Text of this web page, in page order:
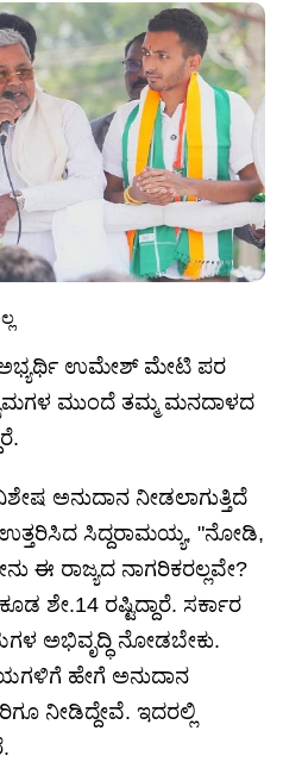
ಉಮೇಶ್ ಮೇಟಿ ಪರ
ಮುಂದೆ ತಮ್ಮ ಮನದಾಳದ
ಅನುದಾನ ನೀಡಲಾಗುತ್ತಿದೆ
ಸಿದ್ದರಾಮಯ್ಯ, "ನೋಡಿ,
ಈ ರಾಜ್ಯದ ನಾಗರಿಕರಲ್ಲವೇ?
ಶೇ.14 ರಷ್ಟಿದ್ದಾರೆ. ಸರ್ಕಾರ
ಅಭಿವೃದ್ಧಿ ನೋಡಬೇಕು.
ಹೇಗೆ ಅನುದಾನ
ನೀಡಿದ್ದೇವೆ. ಇದರಲ್ಲಿ